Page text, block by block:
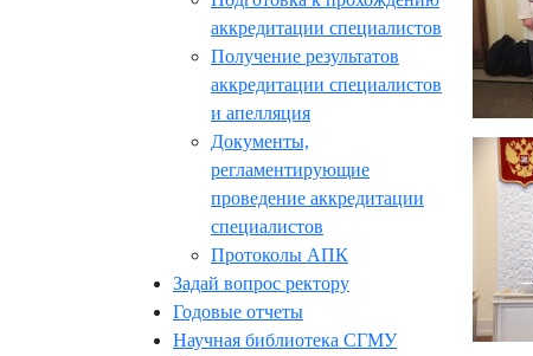
аккредитации специалистов
Получение результатов
аккредитации специалистов
и апелляция
Документы,
регламентирующие
проведение аккредитации
специалистов
Протоколы АПК
Задай вопрос ректору
Годовые отчеты
Научная библиотека СГМУ